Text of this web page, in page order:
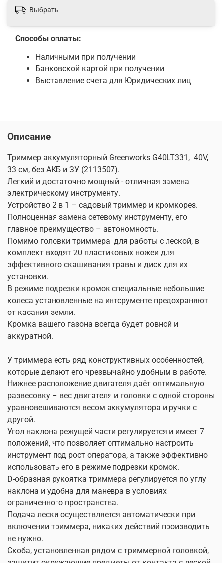
Выбрать
Способы оплаты:
Наличными при получении
Банковской картой при получении
Выставление счета для Юридических лиц
Описание
Триммер аккумуляторный Greenworks G40LT331, 40V,
33 см, без АКБ и ЗУ (2113507).
Легкий и достаточно мощный - отличная замена
электрическому инструменту.
Устройство 2 в 1 – садовый триммер и кромкорез.
Полноценная замена сетевому инструменту, его
главное преимущество – автономность.
Помимо головки триммера для работы с леской, в
комплект входят 20 пластиковых ножей для
эффективного скашивания травы и диск для их
установки.
В режиме подрезки кромок специальные небольшие
колеса установленные на интсрументе предохраняют
от касания земли.
Кромка вашего газона всегда будет ровной и
аккуратной.
У триммера есть ряд конструктивных особенностей,
которые делают его чрезвычайно удобным в работе.
Нижнее расположение двигателя даёт оптимальную
развесовку – вес двигателя и головки с одной стороны
уравновешиваются весом аккумулятора и ручки с
другой.
Угол наклона режущей части регулируется и имеет 7
положений, что позволяет оптимально настроить
инструмент под рост оператора, а также эффективно
использовать его в режиме подрезки кромок.
D-образная рукоятка триммера регулируется по углу
наклона и удобна для маневра в условиях
ограниченного пространства.
Подача лески осуществляется автоматически при
включении триммера, никаких действий производить
не нужно.
Скоба, установленная рядом с триммерной головкой,